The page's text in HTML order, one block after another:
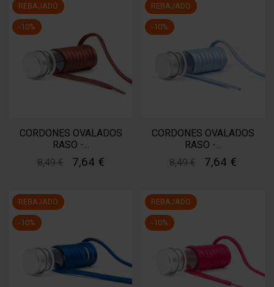
CORDONES OVALADOS
RASO -...
8,49 €
7,64 €
REBAJADO
-10%
CORDONES OVALADOS
RASO -...
8,49 €
7,64 €
REBAJADO
-10%
REBAJADO
-10%
REBAJADO
-10%